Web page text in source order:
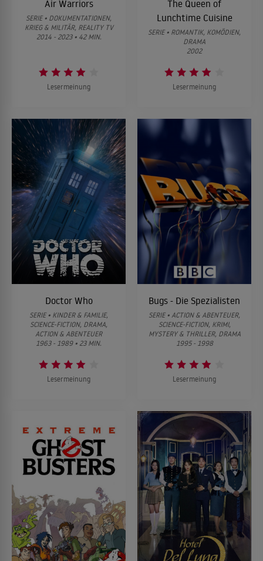
Air Warriors
SERIE • DOKUMENTATIONEN,
KRIEG & MILITÄR, REALITY TV
2014 - 2023 • 42 MIN.
Lesermeinung
The Queen of
Lunchtime Cuisine
SERIE • ROMANTIK, KOMÖDIEN,
DRAMA
2002
Lesermeinung
Doctor Who
SERIE • KINDER & FAMILIE,
SCIENCE-FICTION, DRAMA,
ACTION & ABENTEUER
1963 - 1989 • 23 MIN.
Lesermeinung
Bugs - Die Spezialisten
SERIE • ACTION & ABENTEUER,
SCIENCE-FICTION, KRIMI,
MYSTERY & THRILLER, DRAMA
1995 - 1998
Lesermeinung